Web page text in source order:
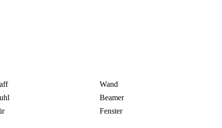
Wand
Beamer
Fenster